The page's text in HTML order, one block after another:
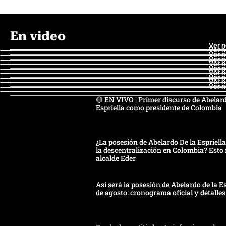
En video
Ver
Ver
Ver
Ver
Ver
Ver
Ver
Ver
Ver
Ver
🔴 EN VIVO | Primer discurso de
Espriella como presidente de Colombia
¿La posesión de Abelardo De la
la descentralización en Colombia? Esto
alcalde Eder
Así será la posesión de Abelardo de la
de agosto: cronograma oficial y